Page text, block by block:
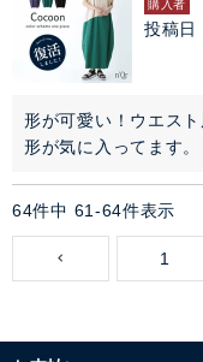
購入者
投稿日
形が可愛い！ウエス
形が気に入ってます。
64件中 61 -64件表示
1